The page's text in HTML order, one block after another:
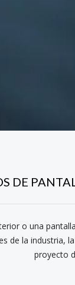
DE
o una
de la industria,
proyecto